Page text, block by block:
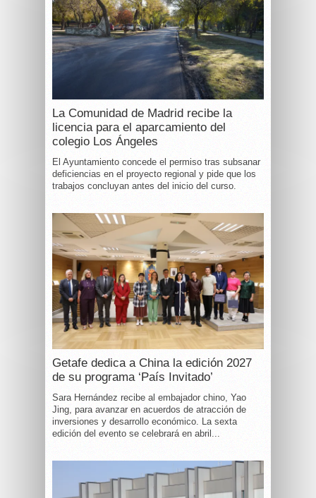
La Comunidad de Madrid recibe la
licencia para el aparcamiento del
colegio Los Ángeles
El Ayuntamiento concede el permiso tras subsanar
deficiencias en el proyecto regional y pide que los
trabajos concluyan antes del inicio del curso.
Getafe dedica a China la edición 2027
de su programa ‘País Invitado’
Sara Hernández recibe al embajador chino, Yao
Jing, para avanzar en acuerdos de atracción de
inversiones y desarrollo económico. La sexta
edición del evento se celebrará en abril...